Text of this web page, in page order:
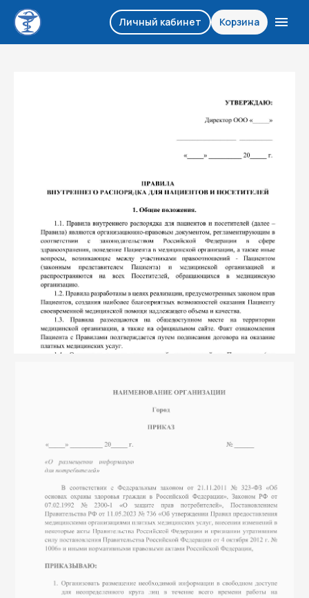
Личный кабинет Корзина